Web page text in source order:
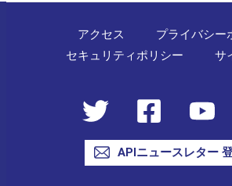
アクセス
プライバシー
セキュリティポリシー
サ
APIニュースレター